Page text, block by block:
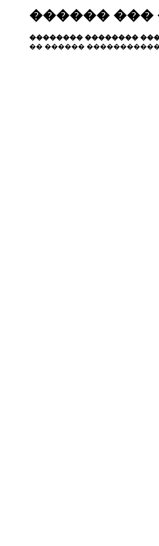
������ ���
�������� ��������
�� ������